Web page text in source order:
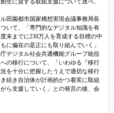
生に資する取組支援について述べ、
田園都市国家構想実現会議事務局長
いて、「専門的なデジタル知識を有
末までに230万人を育成する目標の中
に偏在の是正にも取り組んでいく」
デジタル社会共通機能グループ統括
の移行について、「いわゆる『移行
を十分に把握したうえで適切な移行
続き自治体が計画的かつ着実に取組
ら支援していく」との発言の後、会